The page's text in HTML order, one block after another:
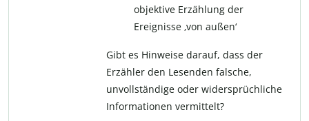
objektive Erzählung der
Ereignisse ‚von außen‘
Gibt es Hinweise darauf, dass der
Erzähler den Lesenden falsche,
unvollständige oder widersprüchliche
Informationen vermittelt?